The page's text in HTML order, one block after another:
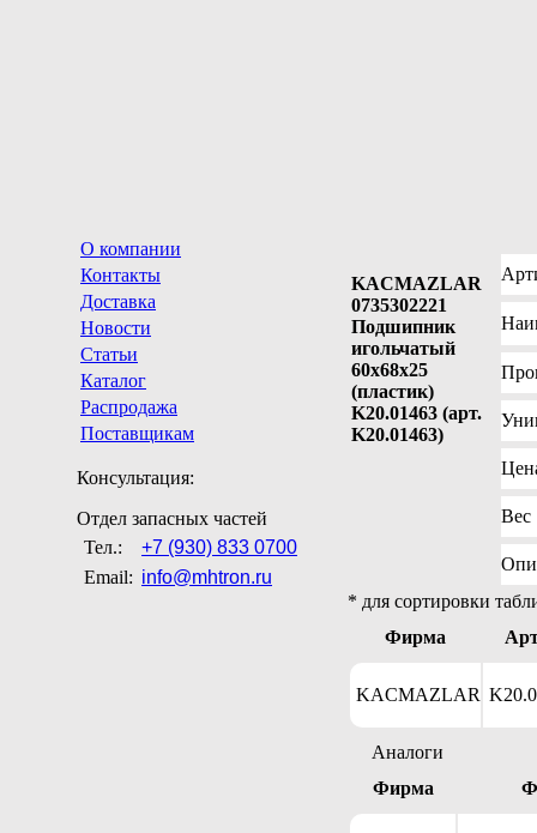
О компании
Контакты
Доставка
Новости
Статьи
Каталог
Распродажа
Поставщикам
Консультация:
Отдел запасных частей
Тел.:
+7 (930) 833 0700
Email: info@mhtron.ru
KACMAZLAR
0735302221
Подшипник
игольчатый
60x68x25
(пластик)
K20.01463 (арт.
K20.01463)
Вес
* для сортировки
Фирма
KACMAZLAR
Аналоги
Фирма